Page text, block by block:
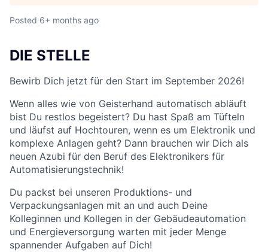
Posted 6+ months ago
DIE STELLE
Bewirb Dich jetzt für den Start im September 2026!
Wenn alles wie von Geisterhand automatisch abläuft
bist Du restlos begeistert? Du hast Spaß am Tüfteln
und läufst auf Hochtouren, wenn es um Elektronik und
komplexe Anlagen geht? Dann brauchen wir Dich als
neuen Azubi für den Beruf des Elektronikers für
Automatisierungstechnik!
Du packst bei unseren Produktions- und
Verpackungsanlagen mit an und auch Deine
Kolleginnen und Kollegen in der Gebäudeautomation
und Energieversorgung warten mit jeder Menge
spannender Aufgaben auf Dich!